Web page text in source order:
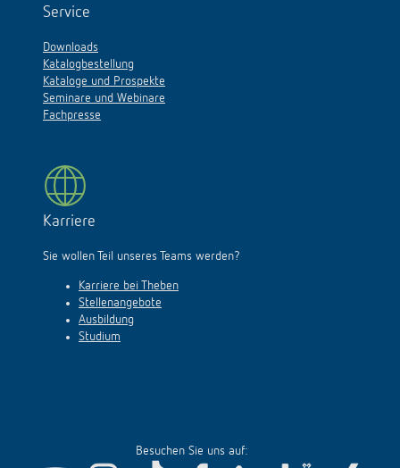
Service
Downloads
Katalogbestellung
Kataloge und Prospekte
Seminare und Webinare
Fachpresse
Karriere
Sie wollen Teil unseres Teams werden?
Karriere bei Theben
Stellenangebote
Ausbildung
Studium
Besuchen Sie uns auf: